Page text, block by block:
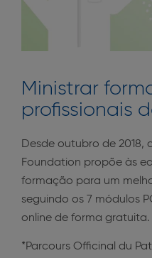
Ministrar
profissionais
Desde outubro de 2018,
Foundation propõe às
formação para um
seguindo os 7 módulos
online de forma gratuita.
*Parcours Officinal du